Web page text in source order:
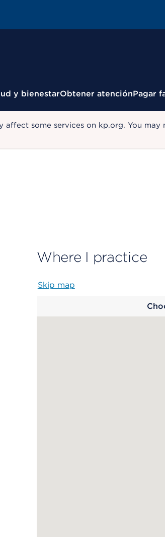
y bienestarObtener atenciónPagar
affect some services on kp.org. You
Where I practice
Skip map